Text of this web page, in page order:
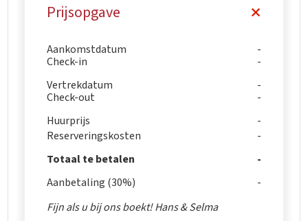
Prijsopgave
Aankomstdatum
Check-in
Vertrekdatum
Check-out
Huurprijs
Reserveringskosten
Totaal te betalen
Aanbetaling (30%)
Fijn als u bij ons boekt! Hans & Selma